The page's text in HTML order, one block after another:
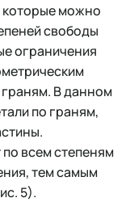
которые можно
свободы
ограничения
В данном
по граням,
всем степеням
тем самым
5).